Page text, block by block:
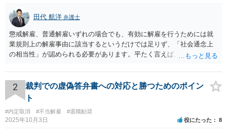
田代 航洋 弁護士
懲戒解雇、普通解雇いずれの場合でも、有効に解雇を行うためには就
業規則上の解雇事由に該当するというだけでは足りず、「社会通念上
の相当性」が認められる必要があります。平たく言えば、解雇の原因
れます。 日本の労働法上、解雇は非常にハードルが高いです。 解雇が
有効か無効かという点は能力不足の程度にもよりますが、顧問弁護士
の先生は具体的な事情を検討した上で能力不足の程度が解雇を有効と
するほどではないと判断されたのだと思います。 例えば、無断欠勤を
連続する、会社のお金を横領する等の場合には一発で解雇した場合で
も有効と判断されるケースも多いですが、たしかに能力不足のみの場
2
裁判での虚偽答弁書への対応と勝つためのポイン
ト
#内定取消 #不当解雇 #退職勧奨
2025年10月3日 役にたった 8